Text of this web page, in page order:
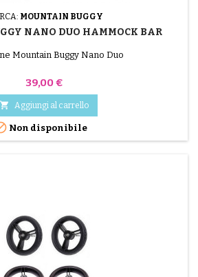
MOUNTAIN BUGGY
NANO DUO HAMMOCK BAR
Mountain Buggy Nano Duo
Prezzo
39,00 €
 Aggiungi al carrello
Non disponibile